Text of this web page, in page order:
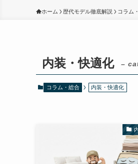
ホーム 歴代モデル徹底解説 コラム
内装・快適化 –
コラム・総合 内装・快適化